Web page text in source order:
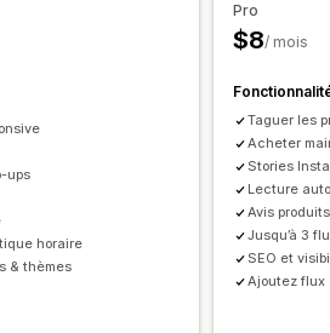
ups
horaire
& thèmes
Pro
$8/ mois
Taguer les
Acheter
Stories
Lecture
Avis
Jusqu’à 3
SEO et
Ajoutez flux